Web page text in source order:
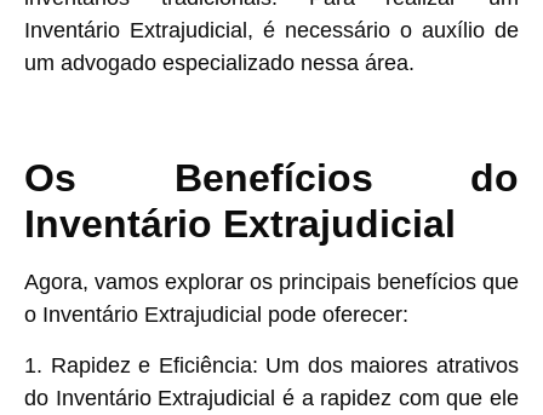
Inventário Extrajudicial, é necessário o auxílio de
um advogado especializado nessa área.
Os Benefícios do
Inventário Extrajudicial
Agora, vamos explorar os principais benefícios que
o Inventário Extrajudicial pode oferecer:
1. Rapidez e Eficiência: Um dos maiores atrativos
do Inventário Extrajudicial é a rapidez com que ele